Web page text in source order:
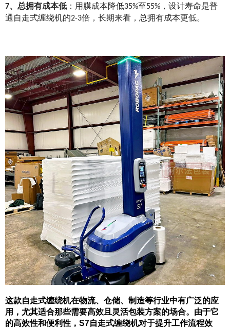
7、总拥有成本低 ：用膜成本降低35%至55%，设计寿命是普
通自走式缠绕机的2-3倍，长期来看，总拥有成本更低。
这款自走式缠绕机在物流、仓储、制造等行业中有广泛的应
用，尤其适合那些需要高效且灵活包装方案的场合。由于它
的高效性和便利性，S7自走式缠绕机对于提升工作流程效